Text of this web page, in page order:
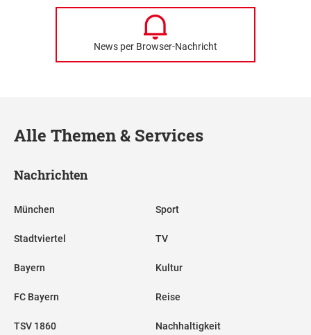
News per Browser-Nachricht
Alle Themen & Services
Nachrichten
München
Stadtviertel
Bayern
FC Bayern
TSV 1860
Sport
TV
Kultur
Reise
Nachhaltigkeit